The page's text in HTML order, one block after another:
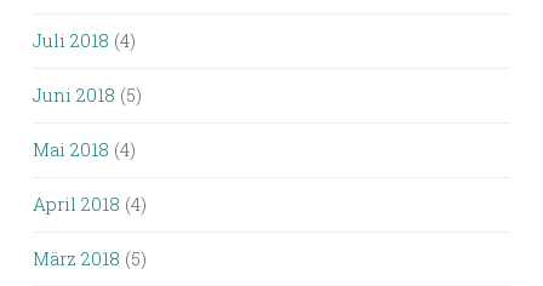
Juli 2018 (4)
Juni 2018 (5)
Mai 2018 (4)
April 2018 (4)
März 2018 (5)